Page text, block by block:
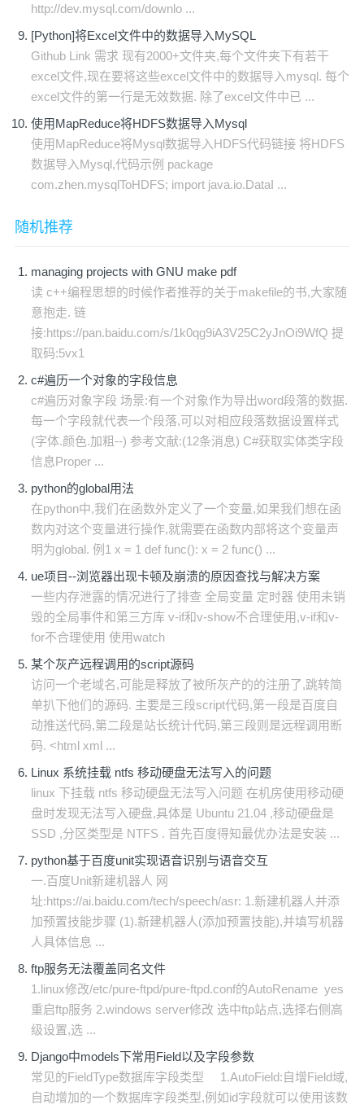
http://dev.mysql.com/downlo ...
[Python]将Excel文件中的数据导入MySQL
Github Link 需求 现有2000+文件夹,每个文件夹下有若干
excel文件,现在要将这些excel文件中的数据导入mysql. 每个
excel文件的第一行是无效数据. 除了excel文件中已 ...
使用MapReduce将HDFS数据导入Mysql
使用MapReduce将Mysql数据导入HDFS代码链接 将HDFS
数据导入Mysql,代码示例 package
com.zhen.mysqlToHDFS; import java.io.DataI ...
随机推荐
managing projects with GNU make pdf
读 c++编程思想的时候作者推荐的关于makefile的书,大家随
意抱走. 链
接:https://pan.baidu.com/s/1k0qg9iA3V25C2yJnOi9WfQ 提
取码:5vx1
c#遍历一个对象的字段信息
c#遍历对象字段 场景:有一个对象作为导出word段落的数据.
每一个字段就代表一个段落,可以对相应段落数据设置样式
(字体.颜色.加粗--) 参考文献:(12条消息) C#获取实体类字段
信息Proper ...
python的global用法
在python中,我们在函数外定义了一个变量,如果我们想在函
数内对这个变量进行操作,就需要在函数内部将这个变量声
明为global. 例1 x = 1 def func(): x = 2 func() ...
ue项目--浏览器出现卡顿及崩溃的原因查找与解决方案
一些内存泄露的情况进行了排查 全局变量 定时器 使用未销
毁的全局事件和第三方库 v-if和v-show不合理使用,v-if和v-
for不合理使用 使用watch
某个灰产远程调用的script源码
访问一个老域名,可能是释放了被所灰产的的注册了,跳转简
单扒下他们的源码. 主要是三段script代码,第一段是百度自
动推送代码,第二段是站长统计代码,第三段则是远程调用断
码. <html xml ...
Linux 系统挂载 ntfs 移动硬盘无法写入的问题
linux 下挂载 ntfs 移动硬盘无法写入问题 在机房使用移动硬
盘时发现无法写入硬盘,具体是 Ubuntu 21.04 ,移动硬盘是
SSD ,分区类型是 NTFS . 首先百度得知最优办法是安装 ...
python基于百度unit实现语音识别与语音交互
一.百度Unit新建机器人 网
址:https://ai.baidu.com/tech/speech/asr: 1.新建机器人并添
加预置技能步骤 (1).新建机器人(添加预置技能),并填写机器
人具体信息 ...
ftp服务无法覆盖同名文件
1.linux修改/etc/pure-ftpd/pure-ftpd.conf的AutoRename yes
重启ftp服务 2.windows server修改 选中ftp站点,选择右侧高
级设置,选 ...
Django中models下常用Field以及字段参数
常见的FieldType数据库字段类型 1.AutoField:自增Field域,
自动增加的一个数据库字段类型,例如id字段就可以使用该数